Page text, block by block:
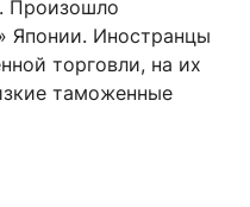
Произошло
Японии. Иностранцы
торговли, на их
таможенные